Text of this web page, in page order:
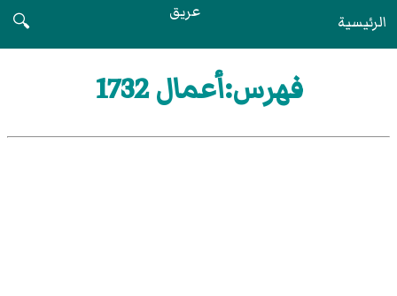
الرئيسية عريق
🔍
فهرس:أعمال 1732